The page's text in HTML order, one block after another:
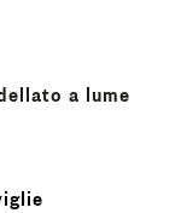
a lume